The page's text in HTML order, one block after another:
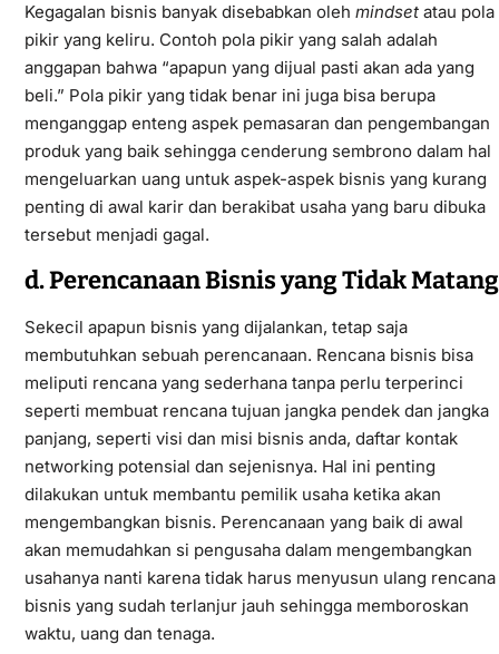
Kegagalan bisnis banyak disebabkan oleh mindsetatau pola
pikir yang keliru. Contoh pola pikir yang salah adalah
anggapan bahwa “apapun yang dijual pasti akan ada yang
beli.” Pola pikir yang tidak benar ini juga bisa berupa
menganggap enteng aspek pemasaran dan pengembangan
produk yang baik sehingga cenderung sembrono dalam hal
mengeluarkan uang untuk aspek-aspek bisnis yang kurang
penting di awal karir dan berakibat usaha yang baru dibuka
tersebut menjadi gagal.
d. Perencanaan Bisnis yang Tidak Matang
Sekecil apapun bisnis yang dijalankan, tetap saja
membutuhkan sebuah perencanaan. Rencana bisnis bisa
meliputi rencana yang sederhana tanpa perlu terperinci
seperti membuat rencana tujuan jangka pendek dan jangka
panjang, seperti visi dan misi bisnis anda, daftar kontak
networking potensial dan sejenisnya. Hal ini penting
dilakukan untuk membantu pemilik usaha ketika akan
mengembangkan bisnis. Perencanaan yang baik di awal
akan memudahkan si pengusaha dalam mengembangkan
usahanya nanti karena tidak harus menyusun ulang rencana
bisnis yang sudah terlanjur jauh sehingga memboroskan
waktu, uang dan tenaga.